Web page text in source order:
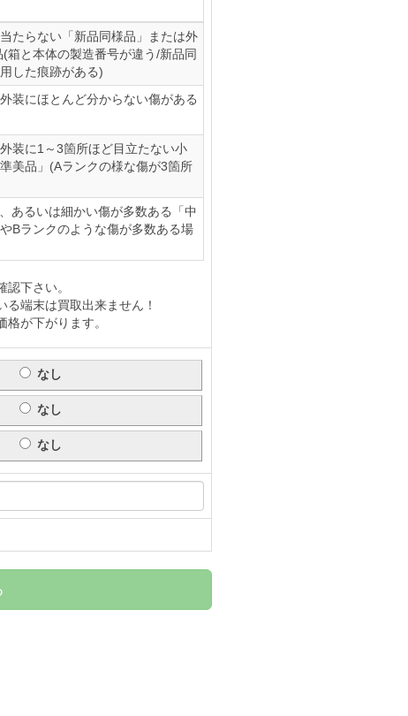
たらない「新品同様品」または外
箱と本体の製造番号が違う/新品同
した痕跡がある)
装にほとんど分からない傷がある
装に1～3箇所ほど目立たない小
美品」(Aランクの様な傷が3箇所
あるいは細かい傷が多数ある「中
Bランクのような傷が多数ある場
下さい。
端末は買取出来ません！
が下がります。
なし
なし
なし